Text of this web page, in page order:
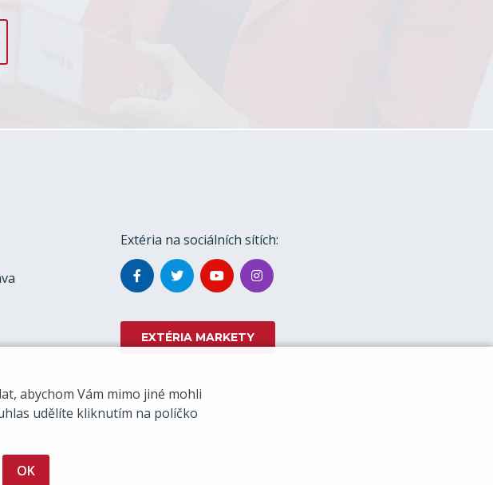
Extéria na sociálních sítích:
EXTÉRIA MARKETY
abychom Vám mimo jiné mohli
udělíte kliknutím na políčko
OK